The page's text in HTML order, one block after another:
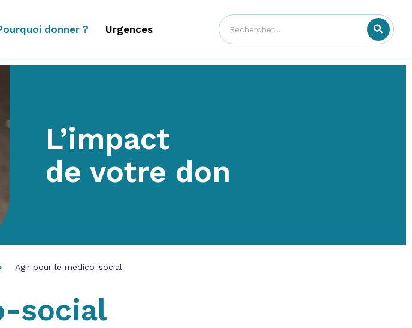
donner ? Urgences
L’impact
de votre don
Agir pour le médico-social
social